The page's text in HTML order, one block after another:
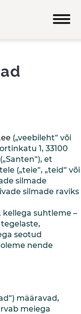
(„veebileht“ või
1, 33100
(„Santen“), et
(„teie“, „teid“ või
silmade
silmade raviks
suhtleme –
seotud
nende
määravad,
meiega